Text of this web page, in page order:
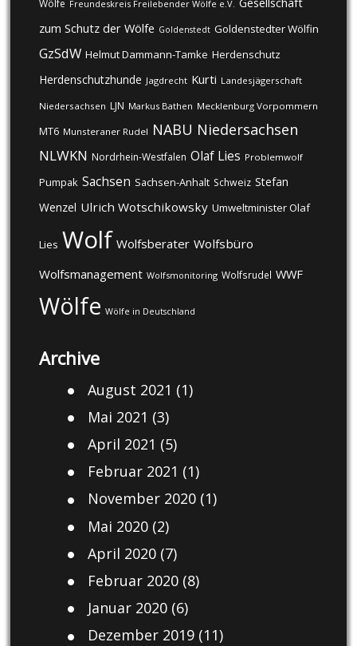
Wölfe Freundeskreis Freilebender Wölfe e.V.
zum Schutz der Wölfe Goldenstedt Goldenstedter Wölfin
GzSdW Helmut Dammann-Tamke Herdenschutz
Herdenschutzhunde Jagdrecht Kurti Landesjägerschaft
Niedersachsen LJN Markus Bathen Mecklenburg Vorpommern
MT6 Munsteraner Rudel NABU Niedersachsen
NLWKN Nordrhein-Westfalen Olaf Lies Problemwolf
Pumpak Sachsen Sachsen-Anhalt Schweiz Stefan
Wenzel Ulrich Wotschikowsky Umweltminister Olaf
Lies Wolf Wolfsberater Wolfsbüro
Wolfsmanagement Wolfsmonitoring Wolfsrudel WWF
Wölfe Wölfe in Deutschland
Archive
August 2021 (1)
Mai 2021 (3)
April 2021 (5)
Februar 2021 (1)
November 2020(1)
Mai 2020(2)
April 2020(7)
Februar 2020(8)
Januar 2020(6)
Dezember 2019(11)